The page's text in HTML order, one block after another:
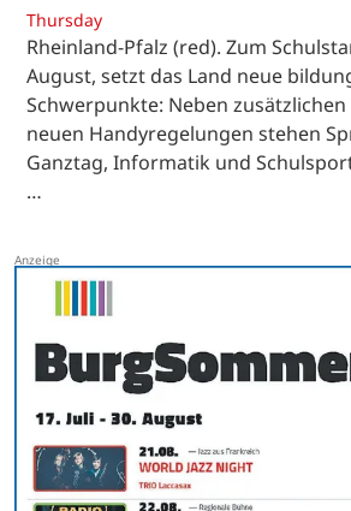
Thursday
Rheinland-Pfalz (red). Zum
August, setzt das Land neue
Schwerpunkte: Neben
neuen Handyregelungen stehen
Ganztag, Informatik und
…